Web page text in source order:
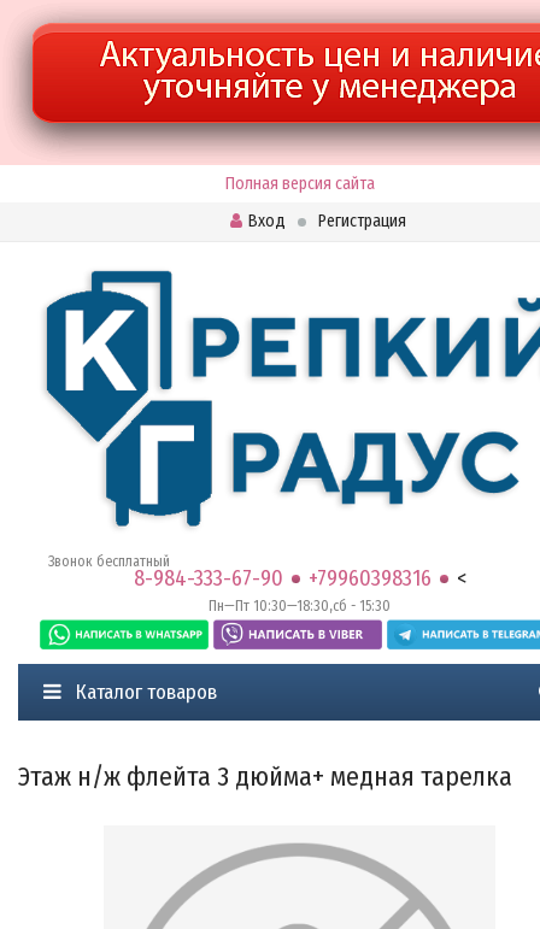
Полная версия сайта
Вход
Регистрация
8-984-333-67-90 +79960398316 <
Звонок бесплатный
Пн—Пт 10:30—18:30,сб - 15:30
Каталог товаров
Этаж н/ж флейта 3 дюйма+ медная тарелка